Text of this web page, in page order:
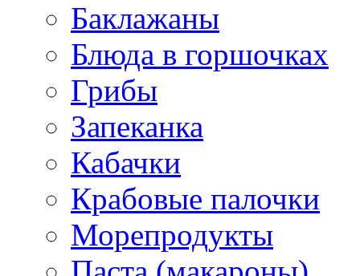
Баклажаны
Блюда в горшочках
Грибы
Запеканка
Кабачки
Крабовые палочки
Морепродукты